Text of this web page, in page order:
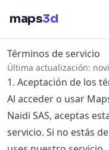
maps3d
Términos de servicio
Última actualización:
1. Aceptación de los
Al acceder o usar
Naidi SAS, aceptas
servicio. Si no estás